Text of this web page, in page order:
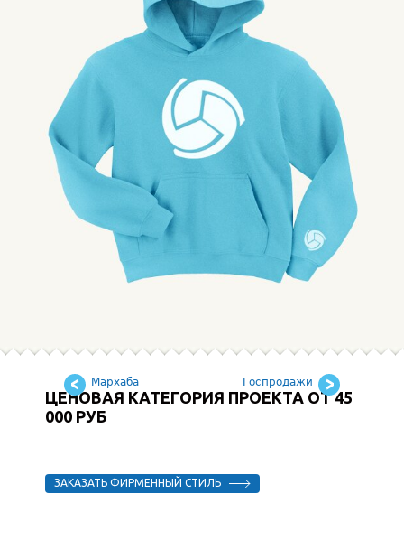
Мархаба Госпродажи
ЦЕНОВАЯ КАТЕГОРИЯ ПРОЕКТА ОТ 45
000 РУБ
ЗАКАЗАТЬ ФИРМЕННЫЙ СТИЛЬ